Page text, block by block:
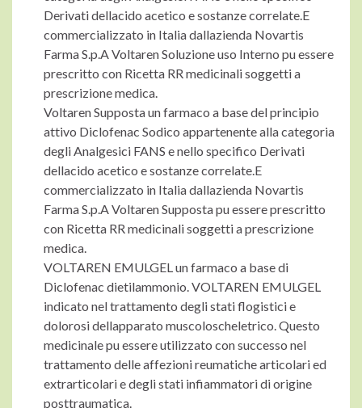
Derivati dellacido acetico e sostanze correlate.E
commercializzato in Italia dallazienda Novartis
Farma S.p.A Voltaren Soluzione uso Interno pu essere
prescritto con Ricetta RR medicinali soggetti a
prescrizione medica.
Voltaren Supposta un farmaco a base del principio
attivo Diclofenac Sodico appartenente alla categoria
degli Analgesici FANS e nello specifico Derivati
dellacido acetico e sostanze correlate.E
commercializzato in Italia dallazienda Novartis
Farma S.p.A Voltaren Supposta pu essere prescritto
con Ricetta RR medicinali soggetti a prescrizione
medica.
VOLTAREN EMULGEL un farmaco a base di
Diclofenac dietilammonio. VOLTAREN EMULGEL
indicato nel trattamento degli stati flogistici e
dolorosi dellapparato muscoloscheletrico. Questo
medicinale pu essere utilizzato con successo nel
trattamento delle affezioni reumatiche articolari ed
extrarticolari e degli stati infiammatori di origine
posttraumatica.